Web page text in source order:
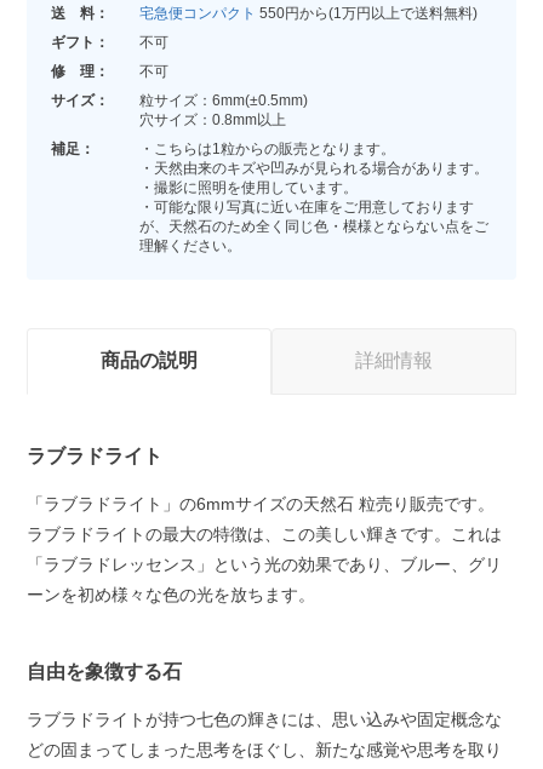
送 料：
宅急便コンパクト 550円から(1万円以上で送料無料)
ギフト：
不可
修 理：
不可
サイズ：
粒サイズ：6mm(±0.5mm)
穴サイズ：0.8mm以上
補足：
・こちらは1粒からの販売となります。
・天然由来のキズや凹みが見られる場合があります。
・撮影に照明を使用しています。
・可能な限り写真に近い在庫をご用意しております
が、天然石のため全く同じ色・模様とならない点をご
理解ください。
商品の説明 詳細情報
ラブラドライト
「ラブラドライト」の6mmサイズの天然石 粒売り販売です。
ラブラドライトの最大の特徴は、この美しい輝きです。これは
「ラブラドレッセンス」という光の効果であり、ブルー、グリ
ーンを初め様々な色の光を放ちます。
自由を象徴する石
ラブラドライトが持つ七色の輝きには、思い込みや固定概念な
どの固まってしまった思考をほぐし、新たな感覚や思考を取り